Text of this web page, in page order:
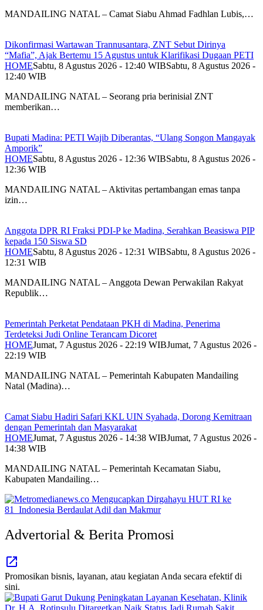
MANDAILING NATAL – Camat Siabu Ahmad Fadhlan Lubis,…
Dikonfirmasi Wartawan Trannusantara, ZNT Sebut Dirinya
“Mafia”, Ajak Bertemu 15 Agustus untuk Klarifikasi Dugaan PETI
HOMESabtu, 8 Agustus 2026 - 12:40 WIBSabtu, 8 Agustus 2026 -
12:40 WIB
MANDAILING NATAL – Seorang pria berinisial ZNT
memberikan…
Bupati Madina: PETI Wajib Diberantas, “Ulang Songon Mangayak
Amporik”
HOMESabtu, 8 Agustus 2026 - 12:36 WIBSabtu, 8 Agustus 2026 -
12:36 WIB
MANDAILING NATAL – Aktivitas pertambangan emas tanpa
izin…
Anggota DPR RI Fraksi PDI-P ke Madina, Serahkan Beasiswa PIP
kepada 150 Siswa SD
HOMESabtu, 8 Agustus 2026 - 12:31 WIBSabtu, 8 Agustus 2026 -
12:31 WIB
MANDAILING NATAL – Anggota Dewan Perwakilan Rakyat
Republik…
Pemerintah Perketat Pendataan PKH di Madina, Penerima
Terdeteksi Judi Online Terancam Dicoret
HOMEJumat, 7 Agustus 2026 - 22:19 WIBJumat, 7 Agustus 2026 -
22:19 WIB
MANDAILING NATAL – Pemerintah Kabupaten Mandailing
Natal (Madina)…
Camat Siabu Hadiri Safari KKL UIN Syahada, Dorong Kemitraan
dengan Pemerintah dan Masyarakat
HOMEJumat, 7 Agustus 2026 - 14:38 WIBJumat, 7 Agustus 2026 -
14:38 WIB
MANDAILING NATAL – Pemerintah Kecamatan Siabu,
Kabupaten Mandailing…
Advertorial & Berita Promosi
Promosikan bisnis, layanan, atau kegiatan Anda secara efektif di
sini.